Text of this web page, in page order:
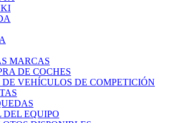
MARCAS
DE COCHES
VEHÍCULOS DE COMPETICIÓN
DEL EQUIPO